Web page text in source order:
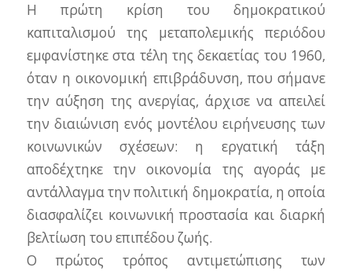
Η πρώτη κρίση του δημοκρατικού
καπιταλισμού της μεταπολεμικής περιόδου
εμφανίστηκε στα τέλη της δεκαετίας του 1960,
όταν η οικονομική επιβράδυνση, που σήμανε
την αύξηση της ανεργίας, άρχισε να απειλεί
την διαιώνιση ενός μοντέλου ειρήνευσης των
κοινωνικών σχέσεων: η εργατική τάξη
αποδέχτηκε την οικονομία της αγοράς με
αντάλλαγμα την πολιτική δημοκρατία, η οποία
διασφαλίζει κοινωνική προστασία και διαρκή
βελτίωση του επιπέδου ζωής.
Ο πρώτος τρόπος αντιμετώπισης των